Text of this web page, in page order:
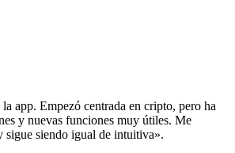
app. Empezó centrada en cripto, pero ha
y nuevas funciones muy útiles. Me
sigue siendo igual de intuitiva».